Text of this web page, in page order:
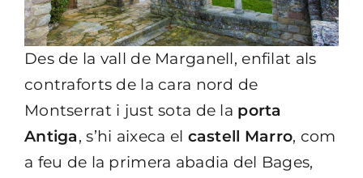
Des de la vall de Marganell, enfilat als
contraforts de la cara nord de
Montserrat i just sota de la porta
Antiga, s’hi aixeca el castell Marro, com
a feu de la primera abadia del Bages,